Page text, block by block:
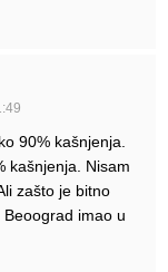
90% kašnjenja.
kašnjenja. Nisam
zašto je bitno
imao u